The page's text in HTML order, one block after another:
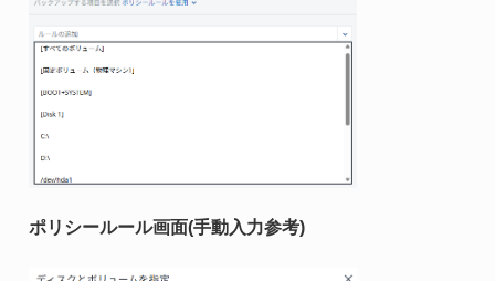
ポリシールール画面(手動入力参考)